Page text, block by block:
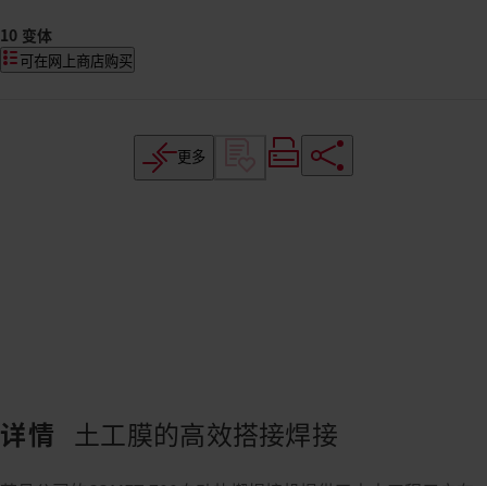
10 变体
可在网上商店购买
更多
详情 土工膜的高效搭接焊接